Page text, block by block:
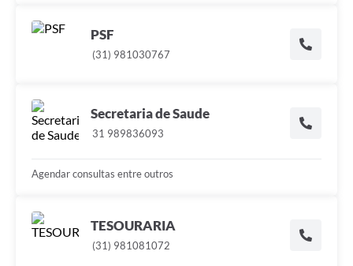
PSF
(31) 981030767
Secretaria de Saude
31 989836093
Agendar consultas entre outros
TESOURARIA
(31) 981081072